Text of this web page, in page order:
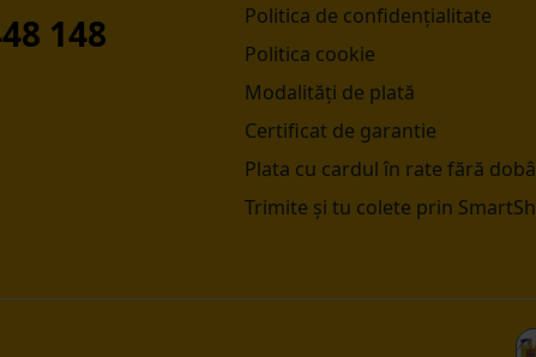
148
Politica de confidențialitate
Politica cookie
Modalități de plată
Certificat de garantie
Plata cu cardul în rate fără
Trimite și tu colete prin